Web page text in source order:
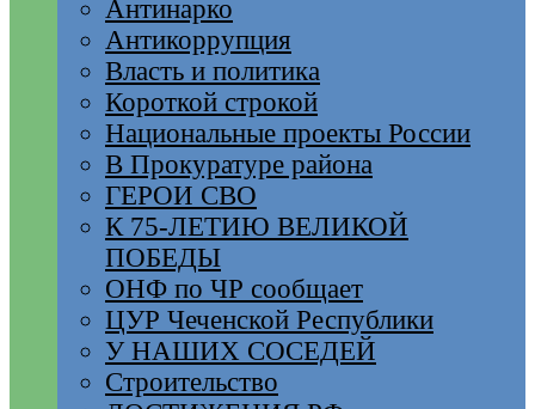
Антинарко
Антикоррупция
Власть и политика
Короткой строкой
Национальные проекты России
В Прокуратуре района
ГЕРОИ СВО
К 75-ЛЕТИЮ ВЕЛИКОЙ
ПОБЕДЫ
ОНФ по ЧР сообщает
ЦУР Чеченской Республики
У НАШИХ СОСЕДЕЙ
Строительство